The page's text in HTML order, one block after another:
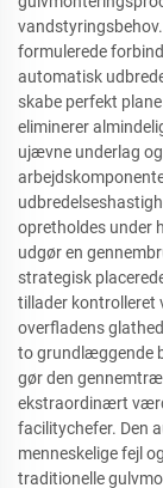
formulerede
automatisk
skabe perfekt
eliminerer
ujævne underlag
opretholdes under
udgør en
strategisk
tillader
overfladens
to grundlæggende
gør den
ekstraordinært
facilitychefer. Den
menneskelige fejl
traditionelle